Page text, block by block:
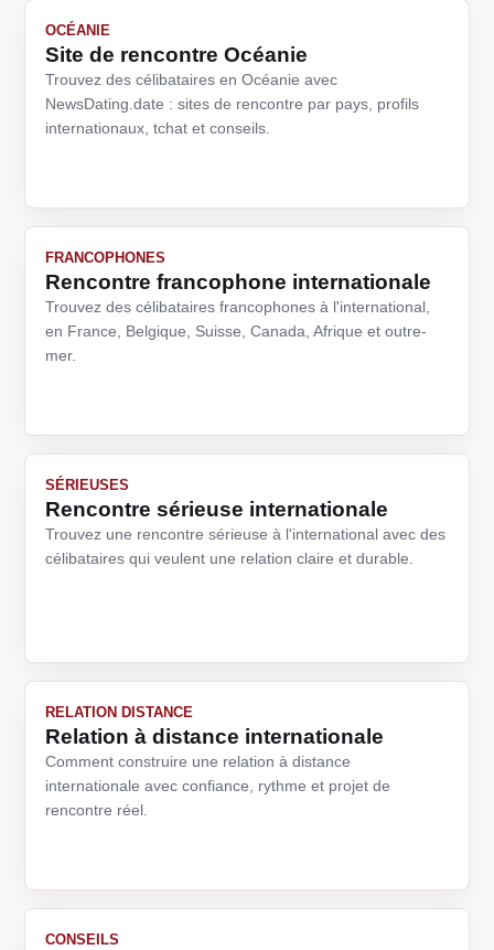
OCÉANIE
Site de rencontre Océanie
Trouvez des célibataires en Océanie avec
NewsDating.date : sites de rencontre par pays, profils
internationaux, tchat et conseils.
FRANCOPHONES
Rencontre francophone internationale
Trouvez des célibataires francophones à l'international,
en France, Belgique, Suisse, Canada, Afrique et outre-
mer.
SÉRIEUSES
Rencontre sérieuse internationale
Trouvez une rencontre sérieuse à l'international avec des
célibataires qui veulent une relation claire et durable.
RELATION DISTANCE
Relation à distance internationale
Comment construire une relation à distance
internationale avec confiance, rythme et projet de
rencontre réel.
CONSEILS